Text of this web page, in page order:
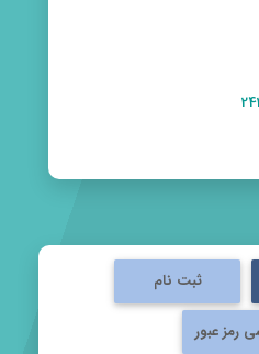
ثبت نام
رمز عبور